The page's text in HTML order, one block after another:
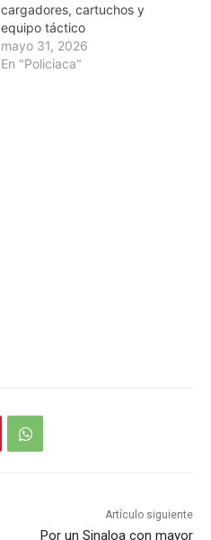
cargadores, cartuchos y
equipo táctico
mayo 31, 2026
En "Policiaca"
Artículo siguiente
Por un Sinaloa con mayor